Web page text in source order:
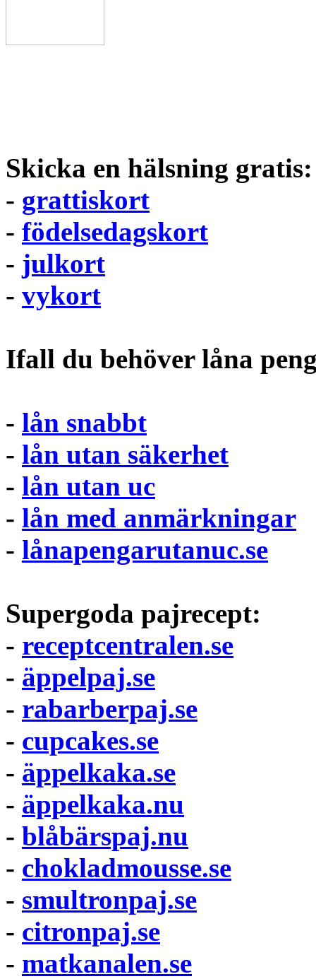
Skicka en hälsning gratis:
- grattiskort
- födelsedagskort
- julkort
- vykort
Ifall du behöver låna
- lån snabbt
- lån utan säkerhet
- lån utan uc
- lån med anmärkningar
- lånapengarutanuc.se
Supergoda pajrecept:
- receptcentralen.se
- äppelpaj.se
- rabarberpaj.se
- cupcakes.se
- äppelkaka.se
- äppelkaka.nu
- blåbärspaj.nu
- chokladmousse.se
- smultronpaj.se
- citronpaj.se
- matkanalen.se